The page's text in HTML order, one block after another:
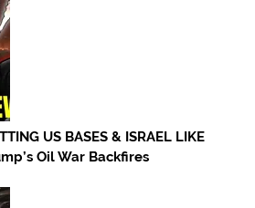
US BASES & ISRAEL LIKE
Oil War Backfires